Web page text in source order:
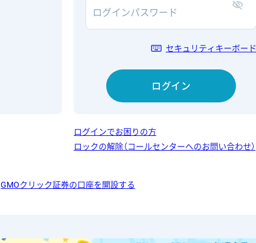
ログインパスワード
セキュリティキーボード
ログイン
ログインでお困りの方
ロックの解除（コールセンターへのお問い合わせ）
GMOクリック証券の口座を開設する